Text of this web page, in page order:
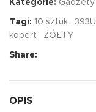
Kategorie: Gadżety
Tagi: 10 sztuk , 393U
kopert , ŻÓŁTY
Share:
OPIS